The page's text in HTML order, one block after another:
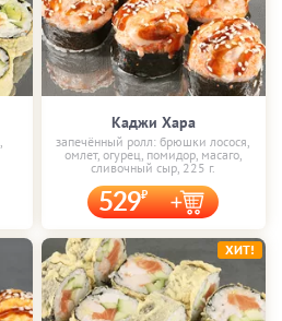
Каджи Хара
запечённый ролл: брюшки лосося,
омлет, огурец, помидор, масаго,
сливочный сыр, 225 г.
529
ХИТ!